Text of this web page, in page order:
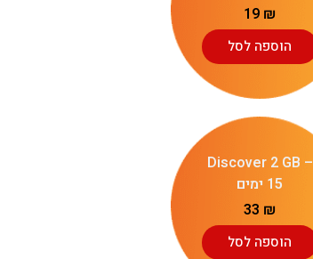
19 ₪
הוספה לסל
Discover 2 GB –
15 ימים
33 ₪
הוספה לסל